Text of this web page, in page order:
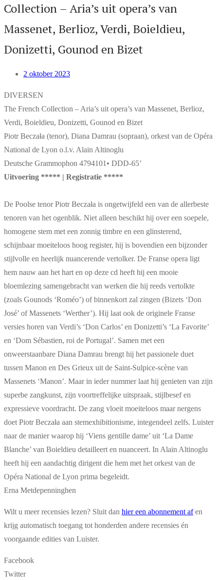
Collection – Aria’s uit opera’s van
Massenet, Berlioz, Verdi, Boieldieu,
Donizetti, Gounod en Bizet
2 oktober 2023
DIVERSEN
The French Collection – Aria’s uit opera’s van Massenet, Berlioz,
Verdi, Boieldieu, Donizetti, Gounod en Bizet
Piotr Beczała (tenor), Diana Damrau (sopraan), orkest van de Opéra
National de Lyon o.l.v. Alain Altinoglu
Deutsche Grammophon 4794101• DDD-65’
Uitvoering ***** | Registratie *****
De Poolse tenor Piotr Beczała is ongetwijfeld een van de allerbeste
tenoren van het ogenblik. Niet alleen beschikt hij over een soepele,
homogene stem met een zonnig timbre en een glinsterend,
schijnbaar moeiteloos hoog register, hij is bovendien een bijzonder
stijlvolle en heerlijk nuancerende vertolker. De Franse opera ligt
hem nauw aan het hart en op deze cd heeft hij een mooie
bloemlezing samengebracht van werken die hij reeds vertolkte
(zoals Gounods ‘Roméo’) of binnenkort zal zingen (Bizets ‘Don
José’ of Massenets ‘Werther’). Hij laat ook de originele Franse
versies horen van Verdi’s ‘Don Carlos’ en Donizetti’s ‘La Favorite’
en ‘Dom Sébastien, roi de Portugal’. Samen met een
onweerstaanbare Diana Damrau brengt hij het passionele duet
tussen Manon en Des Grieux uit de Saint-Sulpice-scène van
Massenets ‘Manon’. Maar in ieder nummer laat hij genieten van zijn
superbe zangkunst, zijn voortreffelijke uitspraak, stijlbesef en
expressieve voordracht. De zang vloeit moeiteloos maar nergens
doet Piotr Beczała aan stemexhibitionisme, integendeel zelfs. Luister
naar de manier waarop hij ‘Viens gentille dame’ uit ‘La Dame
Blanche’ van Boieldieu detailleert en nuanceert. In Alain Altinoglu
heeft hij een aandachtig dirigent die hem met het orkest van de
Opéra National de Lyon prima begeleidt.
Erna Metdepenninghen
Wilt u meer recensies lezen? Sluit dan hier een abonnement afen
krijg automatisch toegang tot honderden andere recensies én
voorgaande edities van Luister.
Facebook
Twitter